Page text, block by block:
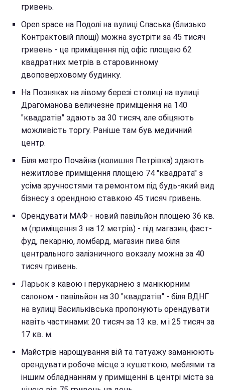
гривень.
Open space на Подолі на вулиці Спаська (близько
Контрактовій площі) можна зустріти за 45 тисяч
гривень - це приміщення під офіс площею 62
квадратних метрів в старовинному
двоповерховому будинку.
На Позняках на лівому березі столиці на вулиці
Драгоманова величезне приміщення на 140
"квадратів" здають за 30 тисяч, але обіцяють
можливість торгу. Раніше там був медичний
центр.
Біля метро Почайна (колишня Петрівка) здають
нежитлове приміщення площею 74 "квадрата" з
усіма зручностями та ремонтом під будь-який вид
бізнесу з орендною ставкою 45 тисяч гривень.
Орендувати МАФ - новий павільйон площею 36 кв.
м (приміщення 3 на 12 метрів) - під магазин, фаст-
фуд, пекарню, ломбард, магазин пива біля
центрального залізничного вокзалу можна за 40
тисяч гривень.
Ларьок з кавою і перукарнею з манікюрним
салоном - павільйон на 30 "квадратів" - біля ВДНГ
на вулиці Васильківська пропонують орендувати
навіть частинами: 20 тисяч за 13 кв. м і 25 тисяч за
17 кв. м.
Майстрів нарощування вій та татуажу заманюють
орендувати робоче місце з кушеткою, меблями та
іншим обладнанням у приміщенні в центрі міста за